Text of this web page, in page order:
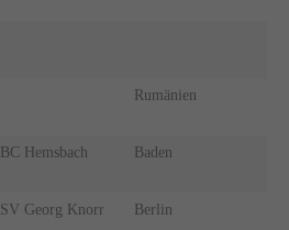
Rumänien
BC Hemsbach Baden
SV Georg Knorr Berlin